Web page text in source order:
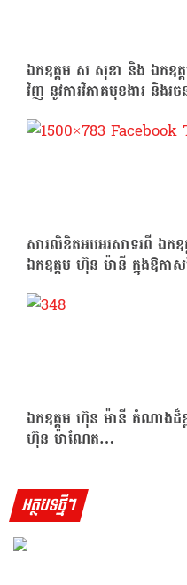
ឯកឧត្តម ស សុខា និង ឯកឧ
វិញ នូវការវិភាគមុខងារ និងរច
សារលិខិតអបអរសាទរពី ឯក
ឯកឧត្តម ហ៊ុន ម៉ានី ក្នុងឱក
ឯកឧត្តម ហ៊ុន ម៉ានី តំណាងដ៏ខ្
ហ៊ុន ម៉ាណែត…
អត្ថបទថ្មីៗ